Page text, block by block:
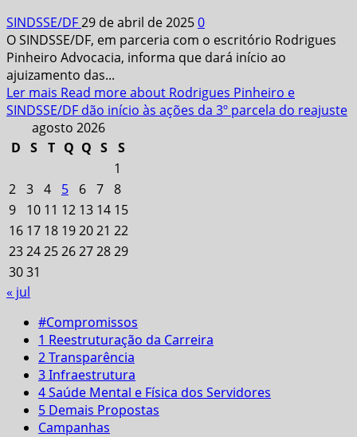
SINDSSE/DF29 de abril de 20250
O SINDSSE/DF, em parceria com o escritório Rodrigues
Pinheiro Advocacia, informa que dará início ao
ajuizamento das...
Ler mais Read more about Rodrigues Pinheiro e
SINDSSE/DF dão início às ações da 3º parcela do reajuste
agosto 2026
D S T Q Q S
S
1
2 3 4 5 6 7 8
9
10 11 12 13 14 15
16 17 18 192021 22
23242526272829
3031
« jul
#Compromissos
1 Reestruturação da Carreira
2 Transparência
3 Infraestrutura
4 Saúde Mental e Física dos Servidores
5 Demais Propostas
Campanhas